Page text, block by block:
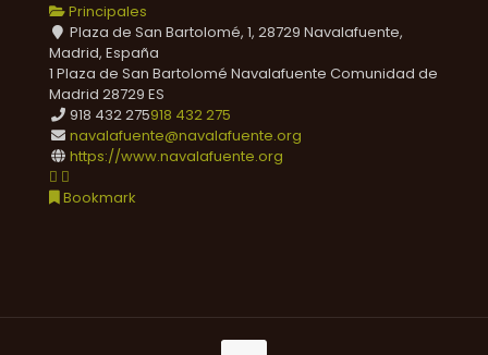
Principales
Plaza de San Bartolomé, 1, 28729 Navalafuente,
Madrid, España
1 Plaza de San Bartolomé Navalafuente Comunidad de
Madrid 28729 ES
918 432 275918 432 275
navalafuente@navalafuente.org
https://www.navalafuente.org
Bookmark